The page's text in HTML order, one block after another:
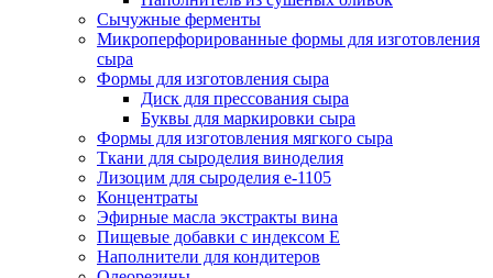
Сычужные ферменты
Микроперфорированные формы для изготовления
сыра
Формы для изготовления сыра
Диск для прессования сыра
Буквы для маркировки сыра
Формы для изготовления мягкого сыра
Ткани для сыроделия виноделия
Лизоцим для сыроделия e-1105
Концентраты
Эфирные масла экстракты вина
Пищевые добавки с индексом Е
Наполнители для кондитеров